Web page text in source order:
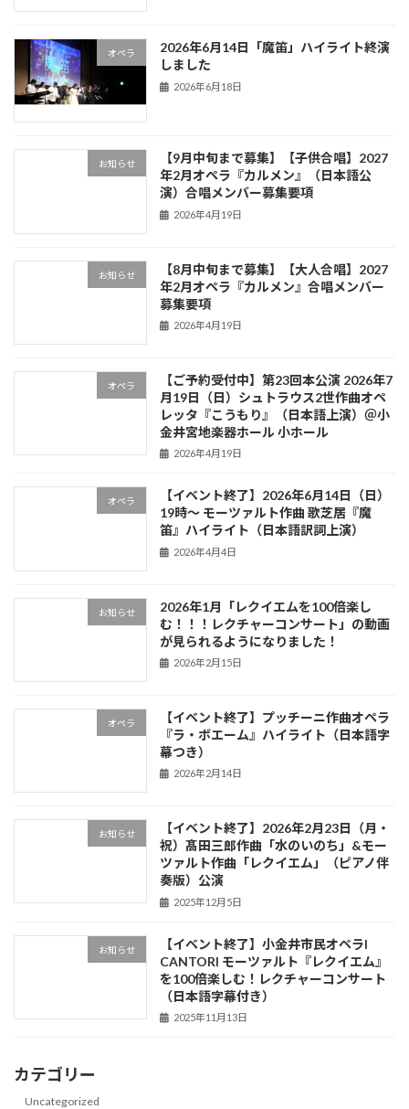
オペラ
2026年6月14日「魔笛」ハイライト終演
しました
2026年6月18日
お知らせ
【9月中旬まで募集】【子供合唱】2027
年2月オペラ『カルメン』（日本語公
演）合唱メンバー募集要項
2026年4月19日
お知らせ
【8月中旬まで募集】【大人合唱】2027
年2月オペラ『カルメン』合唱メンバー
募集要項
2026年4月19日
オペラ
【ご予約受付中】第23回本公演 2026年7
月19日（日）シュトラウス2世作曲オペ
レッタ『こうもり』（日本語上演）＠小
金井宮地楽器ホール 小ホール
2026年4月19日
オペラ
【イベント終了】2026年6月14日（日）
19時〜 モーツァルト作曲 歌芝居『魔
笛』ハイライト（日本語訳詞上演）
2026年4月4日
お知らせ
2026年1月「レクイエムを100倍楽し
む！！！レクチャーコンサート」の動画
が見られるようになりました！
2026年2月15日
オペラ
【イベント終了】プッチーニ作曲オペラ
『ラ・ボエーム』ハイライト（日本語字
幕つき）
2026年2月14日
お知らせ
【イベント終了】2026年2月23日（月・
祝）髙田三郎作曲「水のいのち」&モー
ツァルト作曲「レクイエム」（ピアノ伴
奏版）公演
2025年12月5日
お知らせ
【イベント終了】小金井市民オペラI
CANTORI モーツァルト『レクイエム』
を100倍楽しむ！レクチャーコンサート
（日本語字幕付き）
2025年11月13日
カテゴリー
Uncategorized